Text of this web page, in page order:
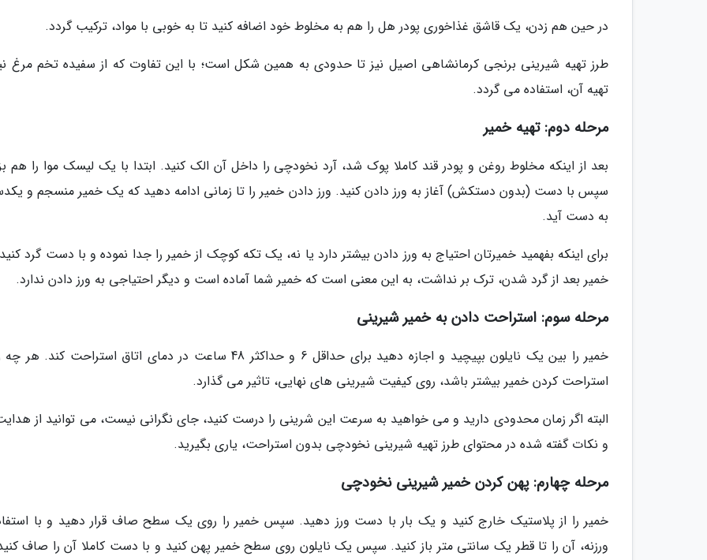
در حین هم زدن، یک قاشق غذاخوری پودر هل را هم به مخلوط خود اضافه کنید تا به خوبی با مواد، ترکیب گردد.
طرز تهیه شیرینی برنجی کرمانشاهی اصیل نیز تا حدودی به همین شکل است؛ با این تفاوت که از سفیده تخم مرغ
تهیه آن، استفاده می گردد.
مرحله دوم: تهیه خمیر
بعد از اینکه مخلوط روغن و پودر قند کاملا پوک شد، آرد نخودچی را داخل آن الک کنید. ابتدا با یک لیسک موا را هم
سپس با دست (بدون دستکش) آغاز به ورز دادن کنید. ورز دادن خمیر را تا زمانی ادامه دهید که یک خمیر منسجم و
به دست آید.
برای اینکه بفهمید خمیرتان احتیاج به ورز دادن بیشتر دارد یا نه، یک تکه کوچک از خمیر را جدا نموده و با دست گرد
خمیر بعد از گرد شدن، ترک بر نداشت، به این معنی است که خمیر شما آماده است و دیگر احتیاجی به ورز دادن ندارد.
مرحله سوم: استراحت دادن به خمیر شیرینی
خمیر را بین یک نایلون بپیچید و اجازه دهید برای حداقل 6 و حداکثر 48 ساعت در دمای اتاق استراحت
استراحت کردن خمیر بیشتر باشد، روی کیفیت شیرینی های نهایی، تاثیر می گذارد.
البته اگر زمان محدودی دارید و می خواهید به سرعت این شرینی را درست کنید، جای نگرانی نیست، می توانید از
و نکات گفته شده در محتوای طرز تهیه شیرینی نخودچی بدون استراحت، یاری بگیرید.
مرحله چهارم: پهن کردن خمیر شیرینی نخودچی
خمیر را از پلاستیک خارج کنید و یک بار با دست ورز دهید. سپس خمیر را روی یک سطح صاف قرار دهید و با
ورزنه، آن را تا قطر یک سانتی متر باز کنید. سپس یک نایلون روی سطح خمیر پهن کنید و با دست کاملا آن را صاف